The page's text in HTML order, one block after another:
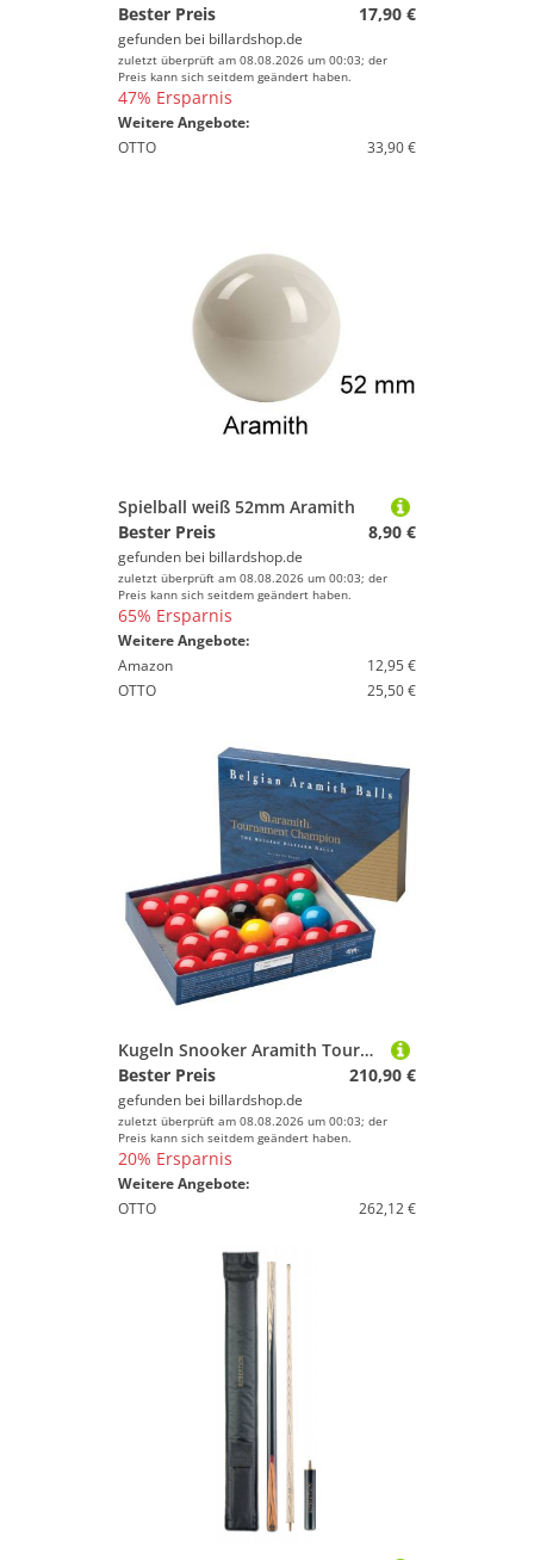
Bester Preis
17,90 €
gefunden bei billardshop.de
zuletzt überprüft am 08.08.2026 um 00:03; der
Preis kann sich seitdem geändert haben.
47% Ersparnis
Weitere Angebote:
OTTO
33,90 €
Spielball weiß 52mm Aramith
Bester Preis
8,90 €
gefunden bei billardshop.de
zuletzt überprüft am 08.08.2026 um 00:03; der
Preis kann sich seitdem geändert haben.
65% Ersparnis
Weitere Angebote:
Amazon
12,95 €
OTTO
25,50 €
Kugeln Snooker Aramith Tournament 52,4mm
Bester Preis
210,90 €
gefunden bei billardshop.de
zuletzt überprüft am 08.08.2026 um 00:03; der
Preis kann sich seitdem geändert haben.
20% Ersparnis
Weitere Angebote:
OTTO
262,12 €